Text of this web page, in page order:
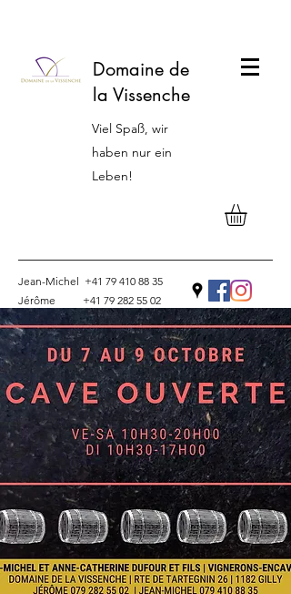
Domaine de
la Vissenche
Viel Spaß, wir
haben nur ein
Leben!
Jean-Michel +41 79 410 88 35
Jérôme +41 79 282 55 02
Kontakt